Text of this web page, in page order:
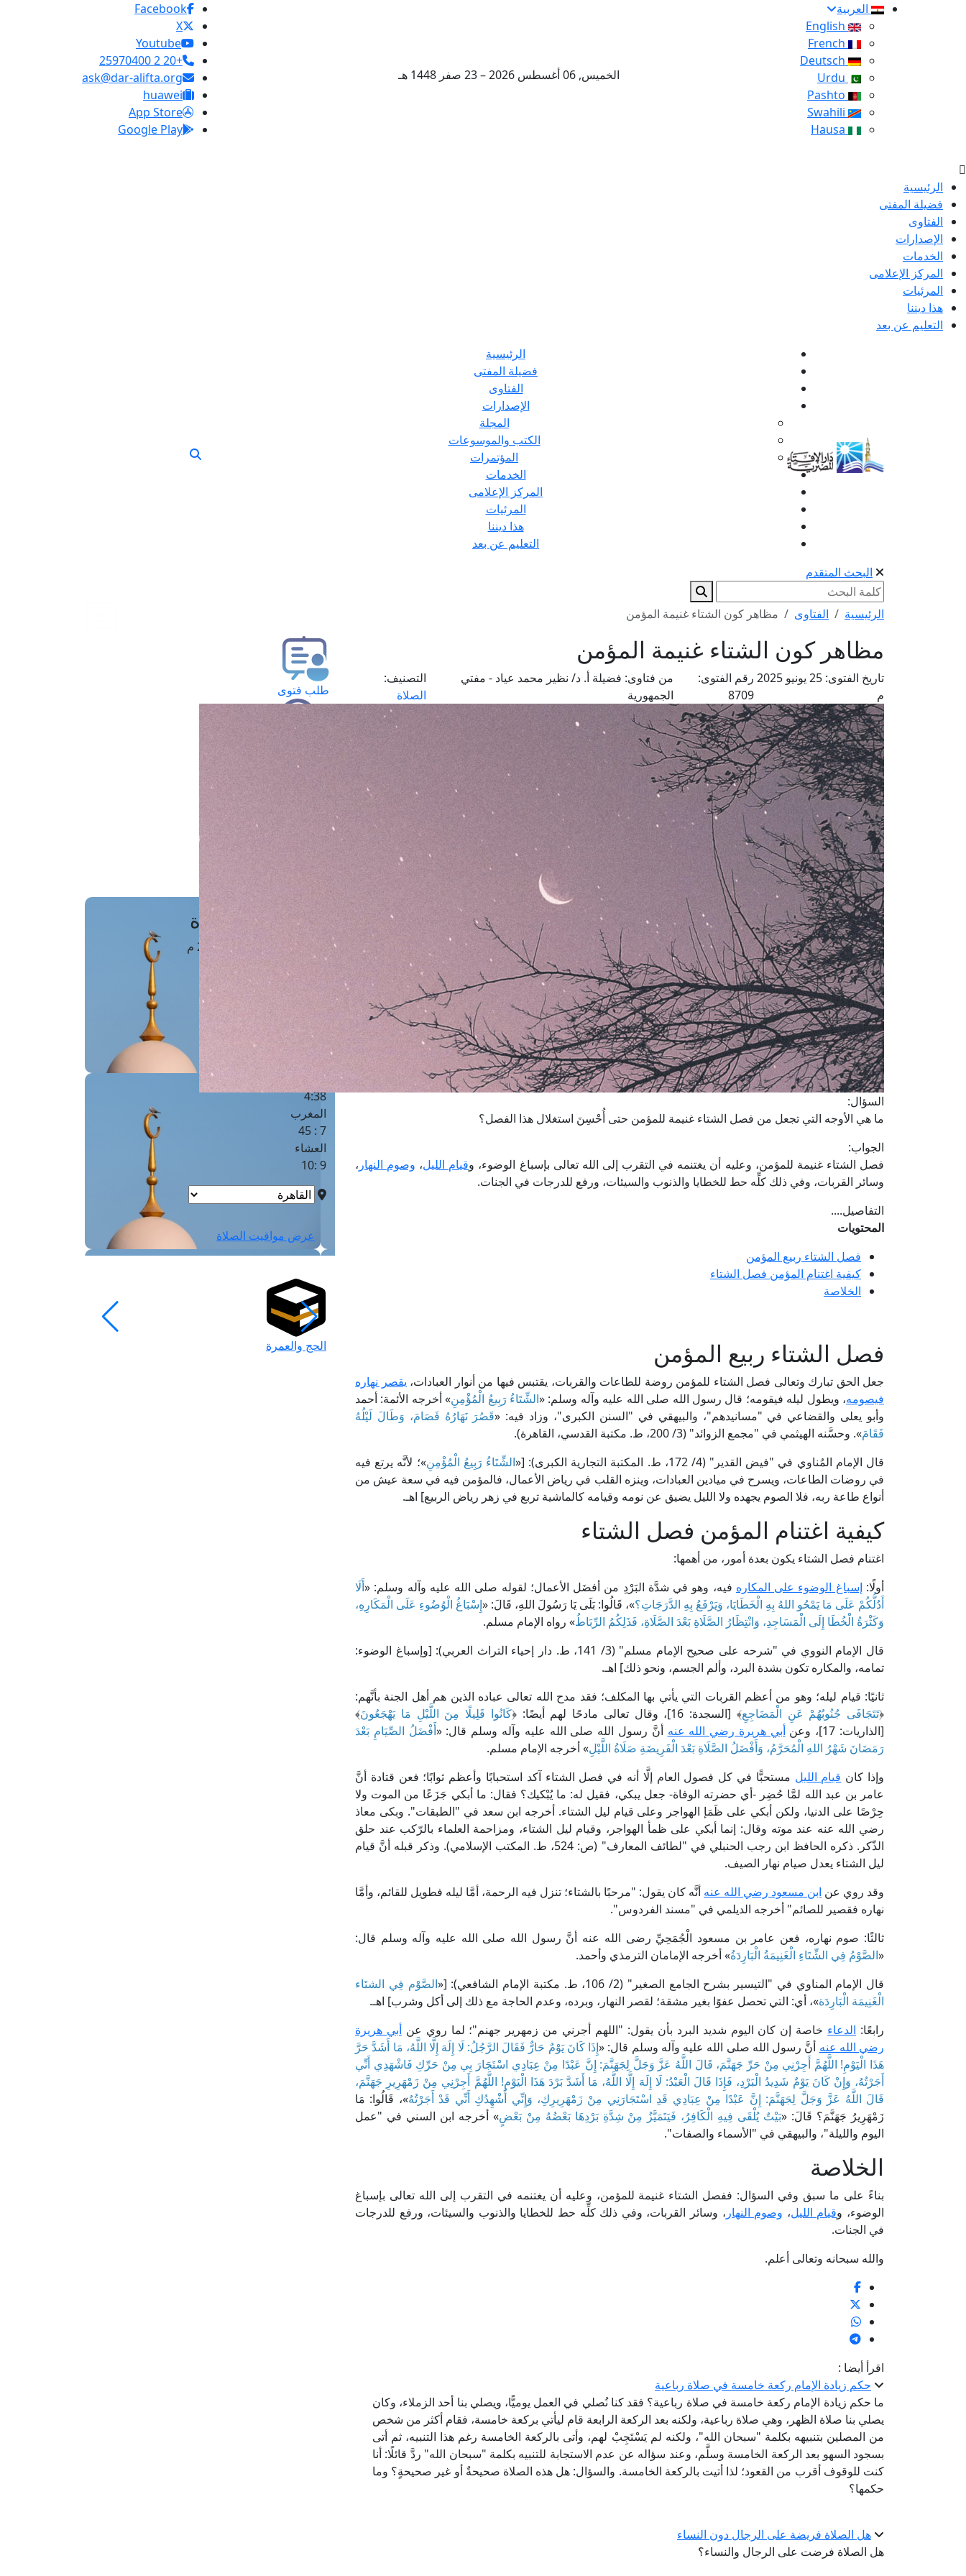
العربية
الخميس, 06 أغسطس 2026 – 23 صفر 1448 هـ
Facebook
X
Youtube
+20 2 25970400
ask@dar-alifta.org
huawei
App Store
Google Play
الرئيسية
فضيلة المفتى
الفتاوى
الإصدارات
الخدمات
المركز الإعلامى
المرئيات
هذا ديننا
التعليم عن بعد
الرئيسية
فضيلة المفتى
الفتاوى
الإصدارات
المجلة
الكتب والموسوعات
المؤتمرات
الخدمات
المركز الإعلامى
المرئيات
هذا ديننا
التعليم عن بعد
البحث المتقدم
الرئيسية الفتاوى مظاهر كون الشتاء غنيمة المؤمن
مظاهر كون الشتاء غنيمة المؤمن
تاريخ الفتوى:
25 يونيو 2025
م
رقم الفتوى:
8709
من فتاوى: فضيلة أ. د/ نظير محمد عياد - مفتي
الجمهورية
التصنيف:
الصلاة
السؤال:
ما هي الأوجه التي تجعل من فصل الشتاء غنيمة للمؤمن حتى أُحْسِنَ استغلال هذا الفصل؟
الجواب:
فصل الشتاء غنيمة للمؤمن، وعليه أن يغتنمه في التقرب إلى الله تعالى بإسباغ الوضوء، وقيام الليل، وصوم النهار ،
وسائر القربات، وفي ذلك كلِّه حط للخطايا والذنوب والسيئات، ورفع للدرجات في الجنات.
التفاصيل....
المحتويات
فصل الشتاء ربيع المؤمن
كيفية اغتنام المؤمن فصل الشتاء
الخلاصة
فصل الشتاء ربيع المؤمن
جعل الحق تبارك وتعالى فصل الشتاء للمؤمن روضة للطاعات والقربات، يقتبس فيها من أنوار العبادات، يقصر نهاره
فيصومه، ويطول ليله فيقومه؛ قال رسول الله صلى الله عليه وآله وسلم: «الشِّتَاءُ رَبِيعُ الْمُؤْمِنِ» أخرجه الأئمة: أحمد
وأبو يعلى والقضاعي في "مسانيدهم"، والبيهقي في "السنن الكبرى"، وزاد فيه: «قَصُرَ نَهَارُهُ فَصَامَ، وَطَالَ لَيْلُهُ
فَقَامَ». وحسَّنه الهيثمي في "مجمع الزوائد" (3/ 200، ط. مكتبة القدسي، القاهرة).
قال الإمام المُناوي في "فيض القدير" (4/ 172، ط. المكتبة التجارية الكبرى): [«
الشِّتَاءُ رَبِيعُ الْمُؤْمِنِ»؛ لأنَّه يرتع فيه
في روضات الطاعات، ويسرح في ميادين العبادات، وينزه القلب في رياض الأعمال، فالمؤمن فيه في سعة عيش من
أنواع طاعة ربه، فلا الصوم يجهده ولا الليل يضيق عن نومه وقيامه كالماشية تربع في زهر رياض الربيع] اهـ.
كيفية اغتنام المؤمن فصل الشتاء
اغتنام فصل الشتاء يكون بعدة أمور، من أهمها:
أولًا: إسباغ الوضوء على المكاره فيه، وهو في شدَّة البَرْدِ من أفضَل الأعمال؛ لقوله صلى الله عليه وآله وسلم: «أَلَا
أَدُلُّكُمْ عَلَى مَا يَمْحُو اللهُ بِهِ الْخَطَايَا، وَيَرْفَعُ بِهِ الدَّرَجَاتِ؟»، قَالُوا: بَلَى يَا رَسُولَ اللهِ، قَالَ: «إِسْبَاغُ الْوُضُوءِ عَلَى الْمَكَارِهِ،
وَكَثْرَةُ الْخُطَا إِلَى الْمَسَاجِدِ، وَانْتِظَارُ الصَّلَاةِ بَعْدَ الصَّلَاةِ، فَذَلِكُمُ الرِّبَاطُ» رواه الإمام مسلم.
قال الإمام النووي في "شرحه على صحيح الإمام مسلم" (3/ 141، ط. دار إحياء التراث العربي): [وإسباغ الوضوء:
تمامه، والمكاره تكون بشدة البرد، وألم الجسم، ونحو ذلك] اهـ.
ثانيًا: قيام ليله؛ وهو من أعظم القربات التي يأتي بها المكلف؛ فقد مدح الله تعالى عباده الذين هم أهل الجنة بأنَّهم:
﴿تَتَجَافَى جُنُوبُهُمْ عَنِ الْمَضَاجِعِ﴾ [السجدة: 16]، وقال تعالى مادحًا لهم أيضًا: ﴿ كَانُوا قَلِيلًا مِنَ اللَّيْلِ مَا يَهْجَعُونَ﴾
[الذاريات: 17]، وعن
أبي هريرة رضي الله عنه أنَّ رسول الله صلى الله عليه وآله وسلم قال: «أَفْضَلُ الصِّيَامِ بَعْدَ
رَمَضَانَ شَهْرُ اللهِ الْمُحَرَّمُ، وَأَفْضَلُ الصَّلَاةِ بَعْدَ الْفَرِيضَةِ صَلَاةُ اللَّيْلِ» أخرجه الإمام مسلم.
وإذا كان قيام الليل مستحبًّا في كل فصول العام إلَّا أنه في فصل الشتاء آكد استحبابًا وأعظم ثوابًا؛ فعن قتادة أنَّ
عامر بن عبد الله لمَّا حُضِر -أي حضرته الوفاة- جعل يبكي، فقيل له: ما يُبْكيك؟ فقال: ما أبكي جَزَعًا من الموت ولا
حِرْصًا على الدنيا، ولكن أبكي على ظَمَإ الهواجر وعلى قيام ليل الشتاء. أخرجه ابن سعد في "الطبقات". وبكى معاذ
رضي الله عنه عند موته وقال: إنما أبكي على ظمأ الهواجر، وقيام ليل الشتاء، ومزاحمة العلماء بالرّكب عند حلق
الذّكر. ذكره الحافظ ابن رجب الحنبلي في "لطائف المعارف" (ص: 524، ط. المكتب الإسلامي). وذكر قبله أنَّ قيام
ليل الشتاء يعدل صيام نهار الصيف.
وقد روي عن ابن مسعود رضي الله عنه أنَّه كان يقول: "مرحبًا بالشتاء؛ تنزل فيه الرحمة، أمَّا ليله فطويل للقائم، وأمَّا
نهاره فقصير للصائم" أخرجه الديلمي في "مسند الفردوس".
ثالثًا: صوم نهاره، فعن عامر بن مسعود الْجُمَحِيِّ رضى الله عنه أنَّ رسول الله صلى الله عليه وآله وسلم قال:
«الصَّوْمُ فِي الشِّتَاءِ الْغَنِيمَةُ الْبَارِدَةُ» أخرجه الإمامان الترمذي وأحمد.
قال الإمام المناوي في "التيسير بشرح الجامع الصغير" (2/ 106، ط. مكتبة الإمام الشافعي): [«
الصَّوْم فِي الشتَاء
الْغَنِيمَة الْبَارِدَة»، أي: التي تحصل عفوًا بغير مشقة؛ لقصر النهار، وبرده، وعدم الحاجة مع ذلك إلى أكل وشرب] اهـ.
رابعًا: الدعاء خاصة إن كان اليوم شديد البرد بأن يقول: "اللهم أجرني من زمهرير جهنم"؛ لما روي عنأبي هريرة
رضي الله عنه أنَّ رسول الله صلى الله عليه وآله وسلم قال: «إِذَا كَانَ يَوْمٌ حَارٌّ فَقَالَ الرَّجُلُ: لَا إِلَهَ إِلَّا اللَّهُ، مَا أَشَدَّ حَرَّ
هَذَا الْيَوْمِ! اللَّهُمَّ أَجِرْنِي مِنْ حَرِّ جَهَنَّمَ، قَالَ اللَّهُ عَزَّ وَجَلَّ لِجَهَنَّمَ: إِنَّ عَبْدًا مِنْ عِبَادِي اسْتَجَارَ بِي مِنْ حَرِّكِ فَاشْهَدِي أَنِّي
أَجَرْتُهُ، وَإِنْ كَانَ يَوْمٌ شَدِيدُ الْبَرْدِ، فَإِذَا قَالَ الْعَبْدُ: لَا إِلَهَ إِلَّا اللَّهُ، مَا أَشَدَّ بَرْدَ هَذَا الْيَوْمِ! اللَّهُمَّ أَجِرْنِي مِنْ زَمْهَرِيرِ جَهَنَّمَ،
قَالَ اللَّهُ عَزَّ وَجَلَّ لِجَهَنَّمَ: إِنَّ عَبْدًا مِنْ عِبَادِي قَدِ اسْتَجَارَنِي مِنْ زَمْهَرِيرِكِ، وَإِنِّي أُشْهِدُكِ أَنِّي قَدْ أَجَرْتُهُ»، قَالُوا: مَا
زَمْهَرِيرُ جَهَنَّمَ؟ قَالَ: «بَيْتٌ يُلْقَى فِيهِ الْكَافِرُ، فَيَتَمَيَّزُ مِنْ شِدَّةِ بَرْدِهَا بَعْضُهُ مِنْ بَعْضٍ» أخرجه ابن السني في "عمل
اليوم والليلة"، والبيهقي في "الأسماء والصفات".
الخلاصة
بناءً على ما سبق وفي السؤال: ففصل الشتاء غنيمة للمؤمن، وعليه أن يغتنمه في التقرب إلى الله تعالى بإسباغ
الوضوء، وقيام الليل، وصوم النهار ، وسائر القربات، وفي ذلك كلِّه حط للخطايا والذنوب والسيئات، ورفع للدرجات
في الجنات.
والله سبحانه وتعالى أعلم.
اقرأ أيضا :
حكم زيادة الإمام ركعة خامسة في صلاة رباعية
ما حكم زيادة الإمام ركعة خامسة في صلاة رباعية؟ فقد كنا نُصلي في العمل يوميًّا، ويصلي بنا أحد الزملاء، وكان
يصلي بنا صلاة الظهر، وهي صلاة رباعية، ولكنه بعد الركعة الرابعة قام ليأتي بركعة خامسة، فقام أكثر من شخص
من المصلين بتنبيهه بكلمة "سبحان الله"، ولكنه لم يَسْتَجِبْ لهم، وأتى بالركعة الخامسة رغم هذا التنبيه، ثم أتى
بسجود السهو بعد الركعة الخامسة وسلَّم، وعند سؤاله عن عدم الاستجابة للتنبيه بكلمة "سبحان الله" ردَّ قائلًا: أنا
كنت للوقوف أقرب من القعود؛ لذا أتيت بالركعة الخامسة. والسؤال: هل هذه الصلاة صحيحةٌ أو غير صحيحةٍ؟ وما
حكمها؟
هل الصلاة فريضة على الرجال دون النساء
هل الصلاة فرضت على الرجال والنساء؟
طلب فتوى
استعلام عن فتوى
حجز موعد
الفتوى الهاتفية
مَواقِيتُ الصَّـــلاة
القاهرة · 06 أغسطس 2026 م
الفجر
4 :40
الشروق
6 :17
الظهر
العصر
4:38
المغرب
7 : 45
العشاء
9 :10
عرض مواقيت الصلاة
الحج والعمرة